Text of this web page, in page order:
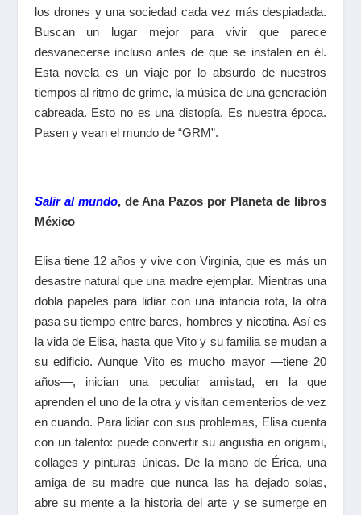
los drones y una sociedad cada vez más despiadada.
Buscan un lugar mejor para vivir que parece
desvanecerse incluso antes de que se instalen en él.
Esta novela es un viaje por lo absurdo de nuestros
tiempos al ritmo de grime, la música de una generación
cabreada. Esto no es una distopía. Es nuestra época.
Pasen y vean el mundo de “GRM”.
Salir al mundo, de Ana Pazos por Planeta de libros
México
Elisa tiene 12 años y vive con Virginia, que es más un
desastre natural que una madre ejemplar. Mientras una
dobla papeles para lidiar con una infancia rota, la otra
pasa su tiempo entre bares, hombres y nicotina. Así es
la vida de Elisa, hasta que Vito y su familia se mudan a
su edificio. Aunque Vito es mucho mayor —tiene 20
años—, inician una peculiar amistad, en la que
aprenden el uno de la otra y visitan cementerios de vez
en cuando. Para lidiar con sus problemas, Elisa cuenta
con un talento: puede convertir su angustia en origami,
collages y pinturas únicas. De la mano de Érica, una
amiga de su madre que nunca las ha dejado solas,
abre su mente a la historia del arte y se sumerge en